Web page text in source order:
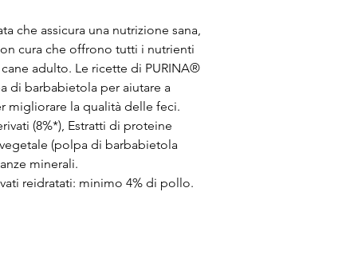
che assicura una nutrizione sana,
cura che offrono tutti i nutrienti
adulto. Le ricette di PURINA®
barbabietola per aiutare a
migliorare la qualità delle feci.
(8%*), Estratti di proteine
(polpa di barbabietola
minerali.
reidratati: minimo 4% di pollo.